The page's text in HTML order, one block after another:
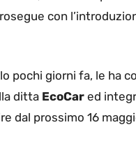
con
pochi giorni fa, le ha
ditta EcoCar ed
dal prossimo 16